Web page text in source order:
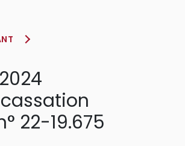
22-19.675